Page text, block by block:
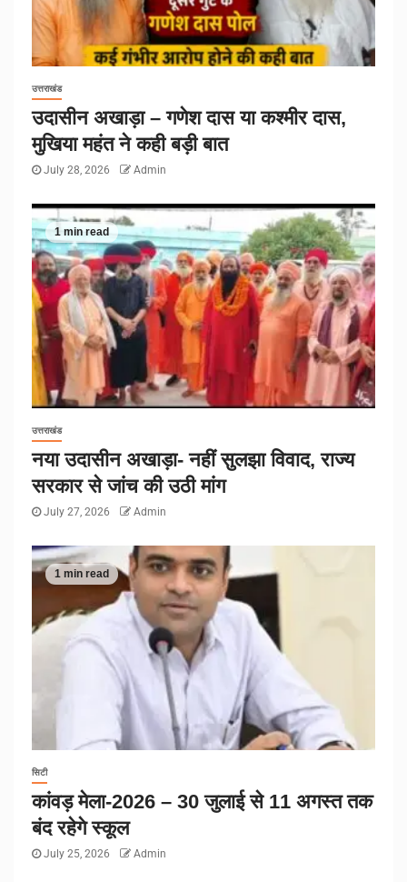
उत्तराखंड
उदासीन अखाड़ा – गणेश दास या कश्मीर दास,
मुखिया महंत ने कही बड़ी बात
July 28, 2026 Admin
1 min read
उत्तराखंड
नया उदासीन अखाड़ा- नहीं सुलझा विवाद, राज्य
सरकार से जांच की उठी मांग
July 27, 2026 Admin
1 min read
सिटी
कांवड़ मेला-2026 – 30 जुलाई से 11 अगस्त तक
बंद रहेगे स्कूल
July 25, 2026 Admin